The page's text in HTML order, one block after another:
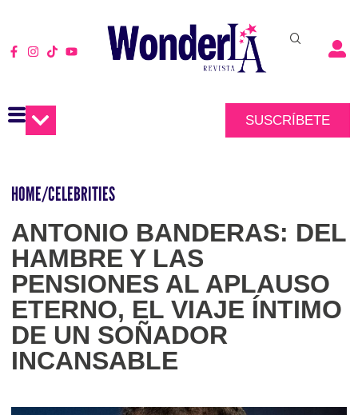
SUSCRÍBETE
HOME/CELEBRITIES
ANTONIO BANDERAS: DEL
HAMBRE Y LAS
PENSIONES AL APLAUSO
ETERNO, EL VIAJE ÍNTIMO
DE UN SOÑADOR
INCANSABLE